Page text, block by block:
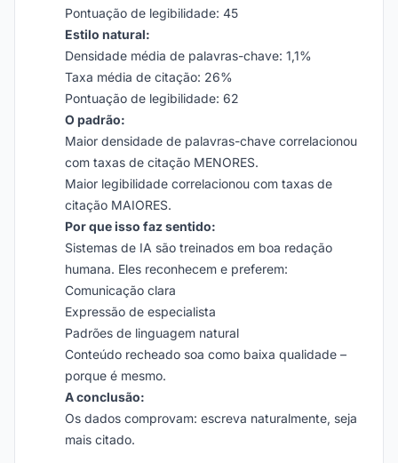
Pontuação de legibilidade: 45
Estilo natural:
Densidade média de palavras-chave: 1,1%
Taxa média de citação: 26%
Pontuação de legibilidade: 62
O padrão:
Maior densidade de palavras-chave correlacionou
com taxas de citação MENORES.
Maior legibilidade correlacionou com taxas de
citação MAIORES.
Por que isso faz sentido:
Sistemas de IA são treinados em boa redação
humana. Eles reconhecem e preferem:
Comunicação clara
Expressão de especialista
Padrões de linguagem natural
Conteúdo recheado soa como baixa qualidade –
porque é mesmo.
A conclusão:
Os dados comprovam: escreva naturalmente, seja
mais citado.